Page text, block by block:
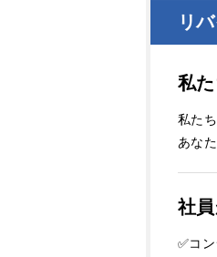
リ
私
私た
あな
社
✅コ